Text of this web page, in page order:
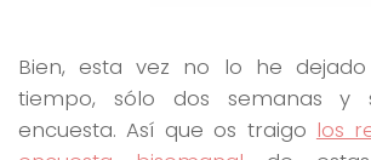
Bien, esta vez no lo he
tiempo, sólo dos semanas y
encuesta. Así que os traigo los